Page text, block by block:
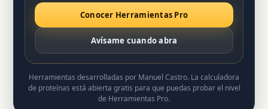
Conocer Herramientas Pro
Avísame cuando abra
Herramientas desarrolladas por Manuel Castro. La calculadora
de proteínas está abierta gratis para que puedas probar el nivel
de Herramientas Pro.